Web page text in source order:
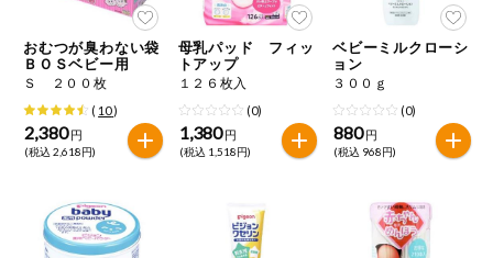
おむつが臭わない袋
ＢＯＳベビー用
Ｓ ２００枚
( 10)
2,380 円
(税込 2,618円)
母乳パッド フィッ
トアップ
１２６枚入
(0)
1,380 円
(税込 1,518円)
ベビーミルクローシ
ョン
３００ｇ
(0)
880円
(税込 968円)